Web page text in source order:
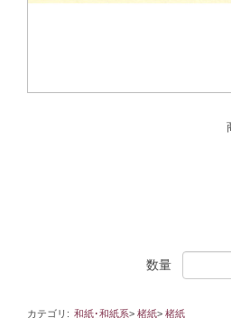
数量
カテゴリ: 和紙･和紙系> 楮紙> 楮紙